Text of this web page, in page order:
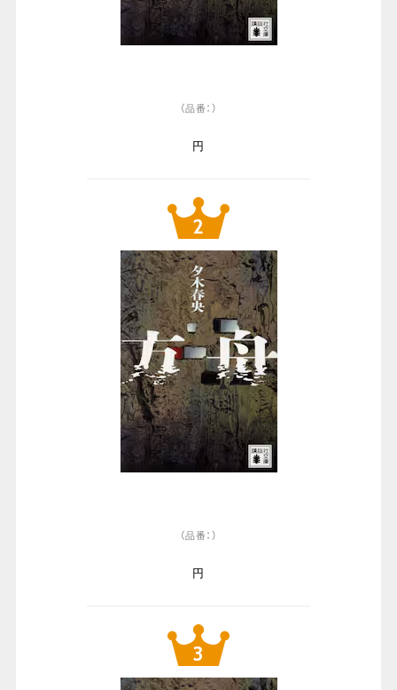
（品番：）
円
（品番：）
円